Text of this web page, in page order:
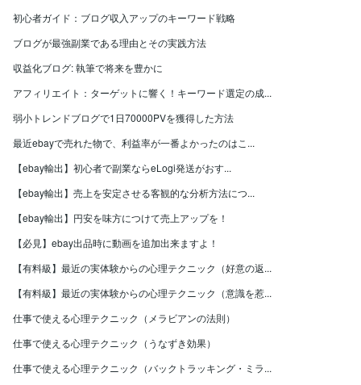
初心者ガイド：ブログ収入アップのキーワード戦略
ブログが最強副業である理由とその実践方法
収益化ブログ: 執筆で将来を豊かに
アフィリエイト：ターゲットに響く！キーワード選定の成...
弱小トレンドブログで1日70000PVを獲得した方法
最近ebayで売れた物で、利益率が一番よかったのはこ...
【ebay輸出】初心者で副業ならeLogi発送がおす...
【ebay輸出】売上を安定させる客観的な分析方法につ...
【ebay輸出】円安を味方につけて売上アップを！
【必見】ebay出品時に動画を追加出来ますよ！
【有料級】最近の実体験からの心理テクニック（好意の返...
【有料級】最近の実体験からの心理テクニック（意識を惹...
仕事で使える心理テクニック（メラビアンの法則）
仕事で使える心理テクニック（うなずき効果）
仕事で使える心理テクニック（バックトラッキング・ミラ...